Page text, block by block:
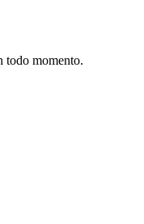
todo momento.